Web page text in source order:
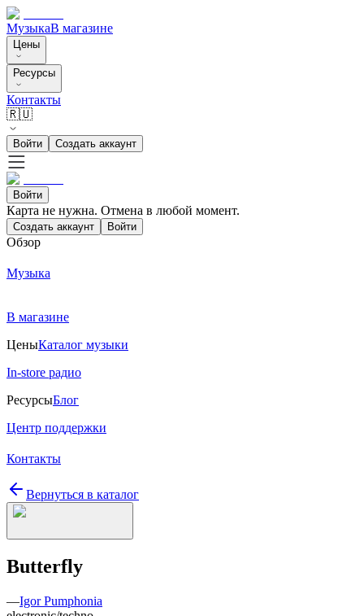
МузыкаВ магазине
Цены
Ресурсы
Контакты
🇷🇺
Войти Создать аккаунт
Войти
Карта не нужна. Отмена в любой момент.
Создать аккаунт Войти
Обзор
Музыка
В магазине
ЦеныКаталог музыки
In-store радио
РесурсыБлог
Центр поддержки
Контакты
Вернуться в каталог
Butterfly
—Igor Pumphonia